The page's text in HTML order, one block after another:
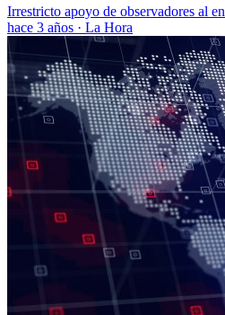
Irrestricto apoyo de observadores al
hace 3 años · La Hora